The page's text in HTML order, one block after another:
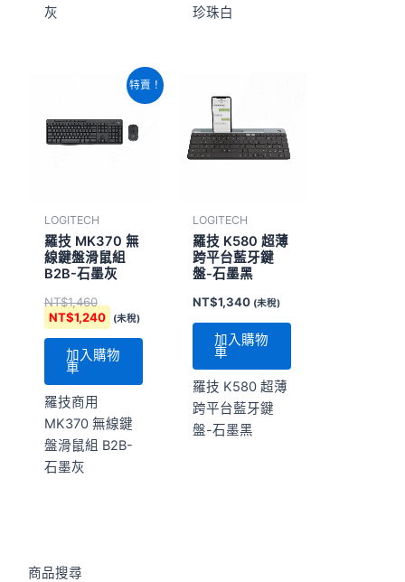
商品搜尋
灰
珍珠白
特賣！
LOGITECH
羅技 MK370 無
線鍵盤滑鼠組
B2B-石墨灰
NT$1,460
格：
NT$1,460。
NT$1,240
格：
NT$1,240。
(未稅)
加入購物
車
羅技商用
MK370 無線鍵
盤滑鼠組 B2B-
石墨灰
LOGITECH
羅技 K580 超薄
跨平台藍牙鍵
盤-石墨黑
NT$1,340 (未稅)
加入購物
車
羅技 K580 超薄
跨平台藍牙鍵
盤-石墨黑